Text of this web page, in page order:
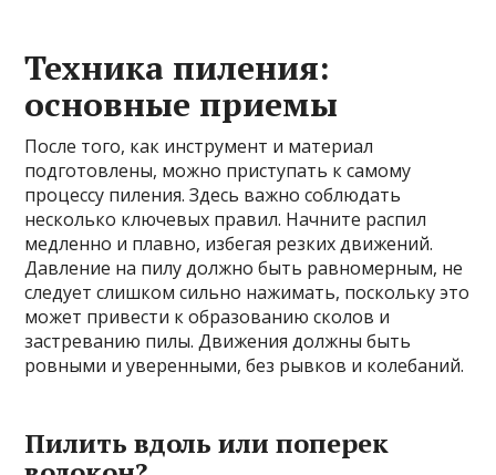
Техника пиления:
основные приемы
После того, как инструмент и материал
подготовлены, можно приступать к самому
процессу пиления. Здесь важно соблюдать
несколько ключевых правил. Начните распил
медленно и плавно, избегая резких движений.
Давление на пилу должно быть равномерным, не
следует слишком сильно нажимать, поскольку это
может привести к образованию сколов и
застреванию пилы. Движения должны быть
ровными и уверенными, без рывков и колебаний.
Пилить вдоль или поперек